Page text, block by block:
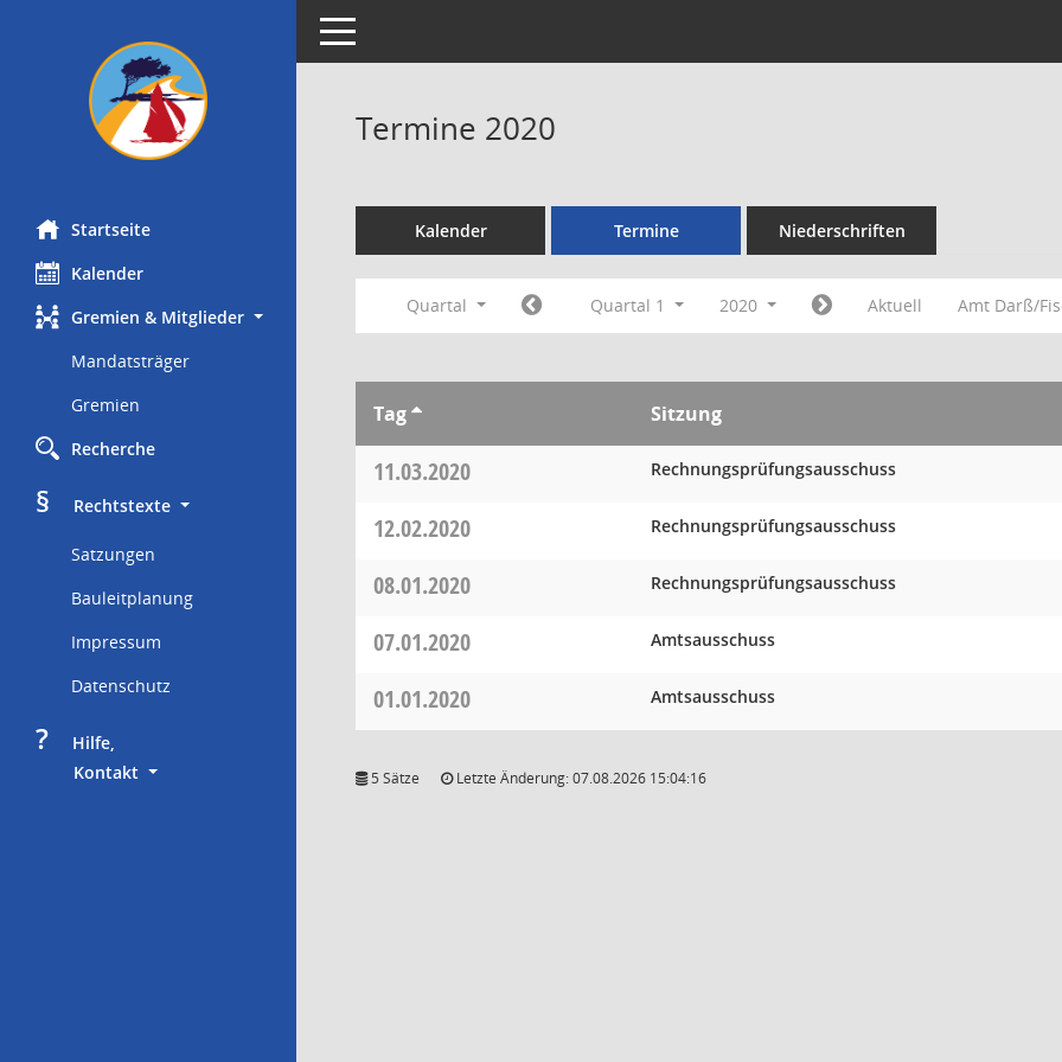
Startseite
Kalender
Gremien & Mitglieder
Mandatsträger
Gremien
Recherche
§
     Rechtstexte
Satzungen
Bauleitplanung
Impressum
Datenschutz
?
     Hilfe,
Kontakt
Toggle navigation
Termine 2020
Kalender Termine Niederschriften
Quartal Quartal 1 2020 Aktuell Amt Darß/
Tag Sitzung
11.03.2020 Rechnungsprüfungsausschuss
12.02.2020 Rechnungsprüfungsausschuss
08.01.2020 Rechnungsprüfungsausschuss
07.01.2020 Amtsausschuss
01.01.2020 Amtsausschuss
5 Sätze Letzte Änderung: 07.08.2026 15:04:16